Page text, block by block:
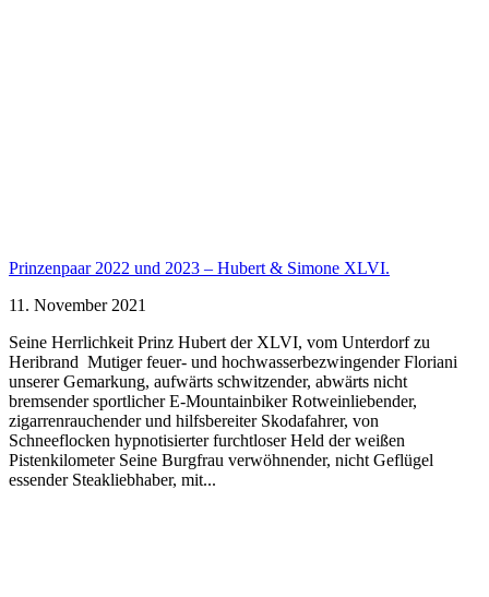
Prinzenpaar 2022 und 2023 – Hubert & Simone XLVI.
11. November 2021
Seine Herrlichkeit Prinz Hubert der XLVI, vom Unterdorf zu
Heribrand Mutiger feuer- und hochwasserbezwingender Floriani
unserer Gemarkung, aufwärts schwitzender, abwärts nicht
bremsender sportlicher E-Mountainbiker Rotweinliebender,
zigarrenrauchender und hilfsbereiter Skodafahrer, von
Schneeflocken hypnotisierter furchtloser Held der weißen
Pistenkilometer Seine Burgfrau verwöhnender, nicht Geflügel
essender Steakliebhaber, mit...